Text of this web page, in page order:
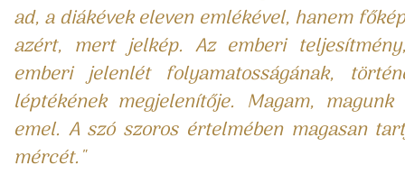
ad, a diákévek eleven emlékével, hanem
azért, mert jelkép. Az emberi
emberi jelenlét folyamatosságának,
léptékének megjelenítője. Magam,
emel. A szó szoros értelmében magasan
mércét."